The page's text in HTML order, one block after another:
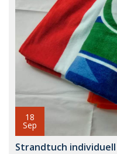
18
Sep
Strandtuch